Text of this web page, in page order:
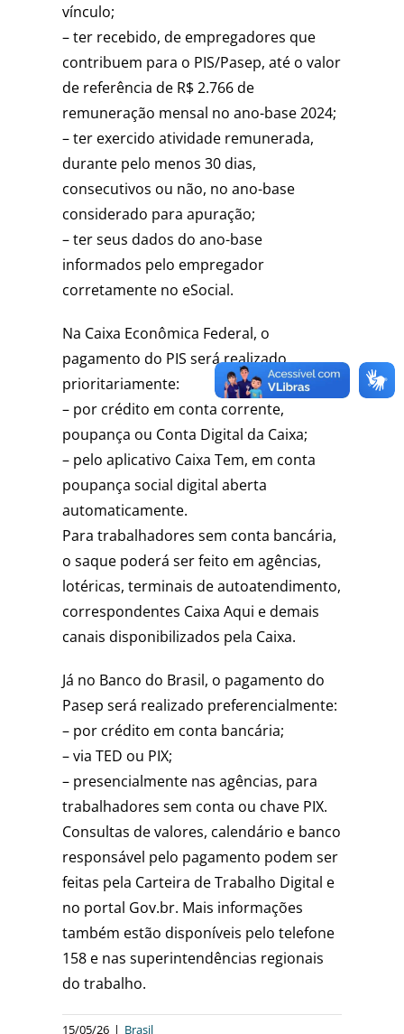
vínculo;
– ter recebido, de empregadores que
contribuem para o PIS/Pasep, até o valor
de referência de R$ 2.766 de
remuneração mensal no ano-base 2024;
– ter exercido atividade remunerada,
durante pelo menos 30 dias,
consecutivos ou não, no ano-base
considerado para apuração;
– ter seus dados do ano-base
informados pelo empregador
corretamente no eSocial.
Na Caixa Econômica Federal, o
pagamento do PIS será realizado
prioritariamente:
– por crédito em conta corrente,
poupança ou Conta Digital da Caixa;
– pelo aplicativo Caixa Tem, em conta
poupança social digital aberta
automaticamente.
Para trabalhadores sem conta bancária,
o saque poderá ser feito em agências,
lotéricas, terminais de autoatendimento,
correspondentes Caixa Aqui e demais
canais disponibilizados pela Caixa.
Já no Banco do Brasil, o pagamento do
Pasep será realizado preferencialmente:
– por crédito em conta bancária;
– via TED ou PIX;
– presencialmente nas agências, para
trabalhadores sem conta ou chave PIX.
Consultas de valores, calendário e banco
responsável pelo pagamento podem ser
feitas pela Carteira de Trabalho Digital e
no portal Gov.br. Mais informações
também estão disponíveis pelo telefone
158 e nas superintendências regionais
do trabalho.
15/05/26 | Brasil